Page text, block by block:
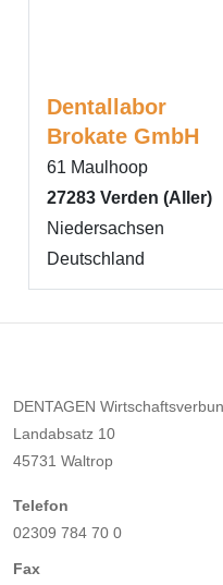
Dentallabor
Brokate GmbH
61 Maulhoop
27283 Verden (Aller)
Niedersachsen
Deutschland
DENTAGEN
Landabsatz 10
45731 Waltrop
Telefon
02309 784 70 0
Fax